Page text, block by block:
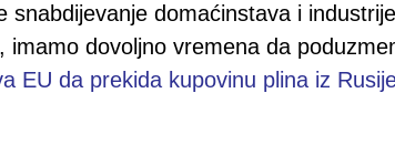
domaćinstava i
dovoljno vremena da
EU da prekida kupovinu plina iz